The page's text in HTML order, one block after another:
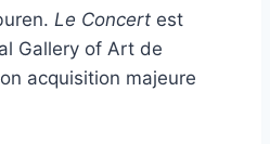
Le Concert est
Gallery of Art de
acquisition majeure